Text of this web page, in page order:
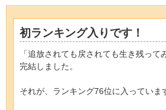
初ランキング入りです！
「追放されても戻されても生き残って
完結しました。
それが、ランキング76位に入っていま